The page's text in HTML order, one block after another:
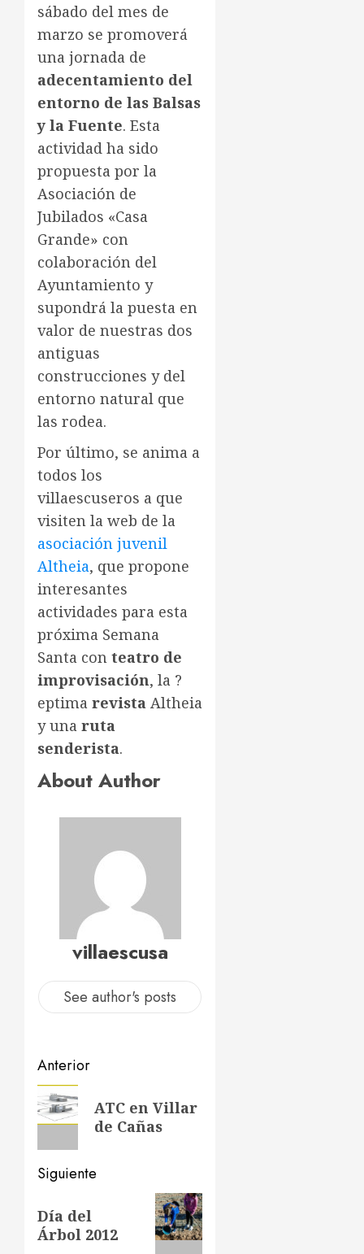
sábado del mes de
marzo se promoverá
una jornada de
adecentamiento del
entorno de las Balsas
y la Fuente. Esta
actividad ha sido
propuesta por la
Asociación de
Jubilados «Casa
Grande» con
colaboración del
Ayuntamiento y
supondrá la puesta en
valor de nuestras dos
antiguas
construcciones y del
entorno natural que
las rodea.
Por último, se anima a
todos los
villaescuseros a que
visiten la web de la
asociación juvenil
Altheia, que propone
interesantes
actividades para esta
próxima Semana
Santa con teatro de
improvisación, la ?
eptima revista Altheia
y una ruta
senderista.
About Author
villaescusa
See author's posts
Navegación
de
entradas
Anterior
Entrada
anterior:ATC en Villar
de Cañas
Siguiente
entrada:
Día del
Árbol 2012